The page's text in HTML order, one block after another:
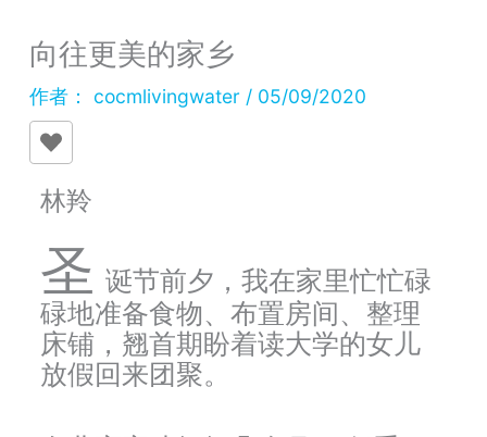
向往更美的家乡
作者： cocmlivingwater / 05/09/2020
林羚
圣 诞节前夕，我在家里忙忙碌
碌地准备食物、布置房间、整理
床铺，翘首期盼着读大学的女儿
放假回来团聚。